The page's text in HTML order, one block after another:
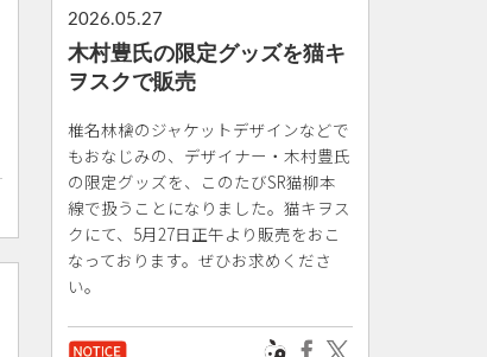
2026.05.27
木村豊氏の限定グッズを猫キ
ヲスクで販売
椎名林檎のジャケットデザインなどで
もおなじみの、デザイナー・木村豊氏
の限定グッズを、このたびSR猫柳本
線で扱うことになりました。猫キヲス
クにて、5月27日正午より販売をおこ
なっております。ぜひお求めくださ
い。